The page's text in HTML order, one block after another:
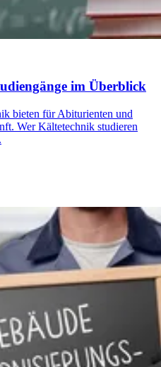
im Überblick
bieten für Abiturienten und
Wer Kältetechnik studieren